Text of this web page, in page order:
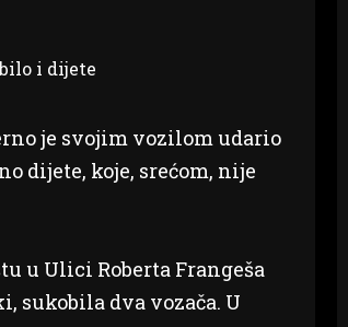
je svojim vozilom udario
dijete, koje, srećom, nije
u Ulici Roberta Frangeša
sukobila dva vozača. U